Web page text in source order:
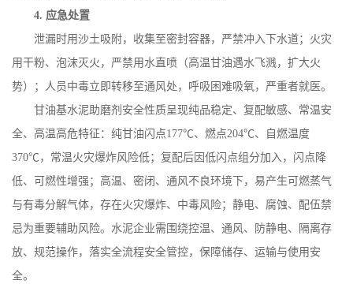
4. 应急处置
泄漏时用沙土吸附，收集至密封容器，严禁冲入下水道；火灾
用干粉、泡沫灭火，严禁用水直喷（高温甘油遇水飞溅，扩大火
势）；人员中毒立即转移至通风处，呼吸困难吸氧，严重者就医。
甘油基水泥助磨剂安全性质呈现纯品稳定、复配敏感、常温安
全、高温高危特征：纯甘油闪点177℃、燃点204℃、自燃温度
370℃，常温火灾爆炸风险低；复配后因低闪点组分加入，闪点降
低、可燃性增强；高温、密闭、通风不良环境下，易产生可燃蒸气
与有毒分解气体，存在火灾爆炸、中毒风险；静电、腐蚀、配伍禁
忌为重要辅助风险。水泥企业需围绕控温、通风、防静电、隔离存
放、规范操作，落实全流程安全管控，保障储存、运输与使用安
全。